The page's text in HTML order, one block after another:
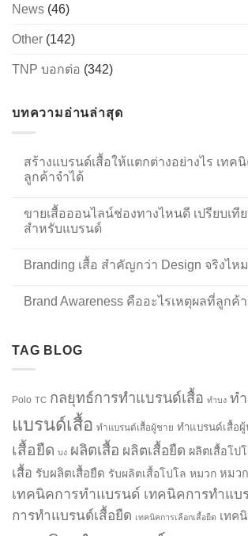
News (46)
Other (142)
TNP บอกต่อ (342)
บทความอ่านล่าสุด
สร้างแบรนด์เสื้อให้แตกต่างอย่างไร เทค
ลูกค้าจำได้
ขายเสื้อออนไลน์ช่องทางไหนดี เปรียบเที
สำหรับแบรนด์
Branding เสื้อ สำคัญกว่า Design จริงไหม
Brand Awareness คืออะไรเหตุผลที่ลูกค้
TAG BLOG
Polo TC กลยุทธ์การทำแบรนด์เสื้อ ทำบง ท
แบรนด์เสื้อ ทำแบรนด์เสื้อผู้ชาย ทำแบรนด์เสื้อ
เสื้อยืด บง ผลิตเสื้อ ผลิตเสื้อยืด ผลิตเสื้อโป
เสื้อ รับผลิตเสื้อยืด รับผลิตเสื้อโปโล หมวก หมว
เทคนิคการทำแบรนด์ เทคนิคการทำแบ
การทำแบรนด์เสื้อยืด เทคนิคการเลือกเสื้อยืด เทค